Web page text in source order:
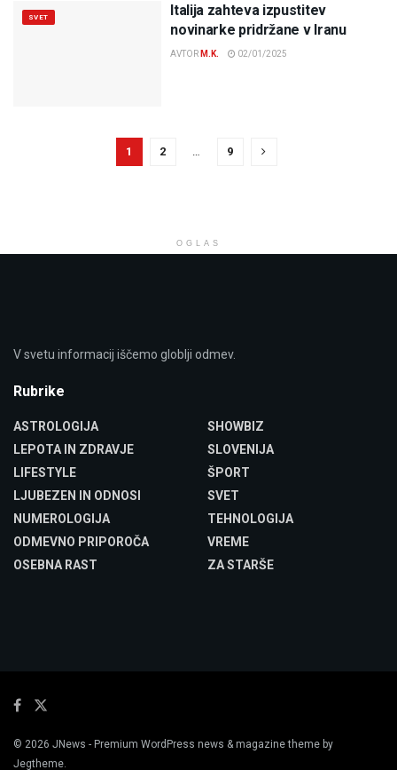
SVET
Italija zahteva izpustitev
novinarke pridržane v Iranu
AVTOR M.K. 02/01/2025
1 2 … 9
OGLAS
V svetu informacij iščemo globlji odmev.
Rubrike
ASTROLOGIJA
LEPOTA IN ZDRAVJE
LIFESTYLE
LJUBEZEN IN ODNOSI
NUMEROLOGIJA
ODMEVNO PRIPOROČA
OSEBNA RAST
SHOWBIZ
SLOVENIJA
ŠPORT
SVET
TEHNOLOGIJA
VREME
ZA STARŠE
© 2026 JNews - Premium WordPress news & magazine theme by
Jegtheme.